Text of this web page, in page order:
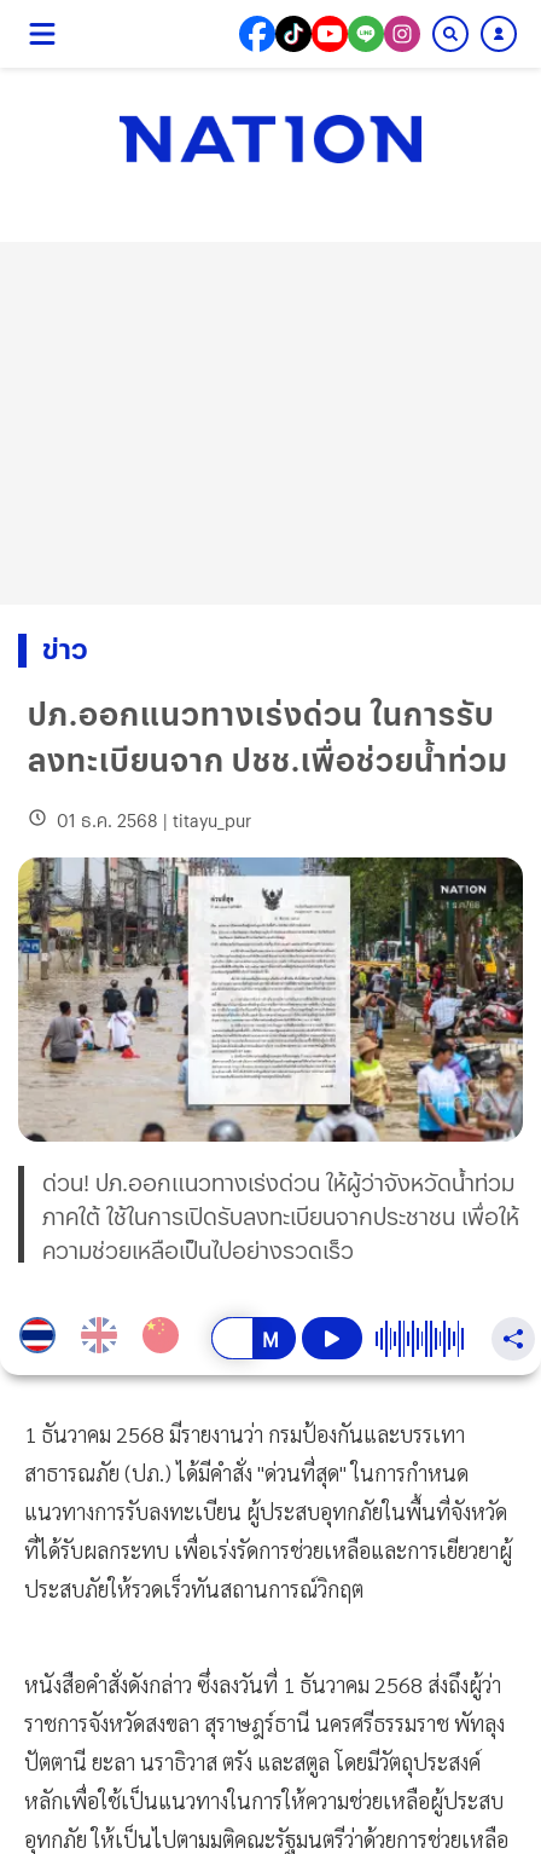
ข่าว
ปภ.ออกแนวทางเร่งด่วน ในการรับ
ลงทะเบียนจาก ปชช.เพื่อช่วยน้ำท่วม
01 ธ.ค. 2568 | titayu_pur
ด่วน! ปภ.ออกแนวทางเร่งด่วน ให้ผู้ว่าจังหวัดน้ำท่วม
ภาคใต้ ใช้ในการเปิดรับลงทะเบียนจากประชาชน เพื่อให้
ความช่วยเหลือเป็นไปอย่างรวดเร็ว
1 ธันวาคม 2568 มีรายงานว่า กรมป้องกันและบรรเทา
สาธารณภัย (ปภ.) ได้มีคำสั่ง "ด่วนที่สุด" ในการกำหนด
แนวทางการรับลงทะเบียน ผู้ประสบอุทกภัยในพื้นที่จังหวัด
ที่ได้รับผลกระทบ เพื่อเร่งรัดการช่วยเหลือและการเยียวยาผู้
ประสบภัยให้รวดเร็วทันสถานการณ์วิกฤต
หนังสือคำสั่งดังกล่าว ซึ่งลงวันที่ 1 ธันวาคม 2568 ส่งถึงผู้ว่า
ราชการจังหวัดสงขลา สุราษฎร์ธานี นครศรีธรรมราช พัทลุง
ปัตตานี ยะลา นราธิวาส ตรัง และสตูล โดยมีวัตถุประสงค์
หลักเพื่อใช้เป็นแนวทางในการให้ความช่วยเหลือผู้ประสบ
อุทกภัย ให้เป็นไปตามมติคณะรัฐมนตรีว่าด้วยการช่วยเหลือ